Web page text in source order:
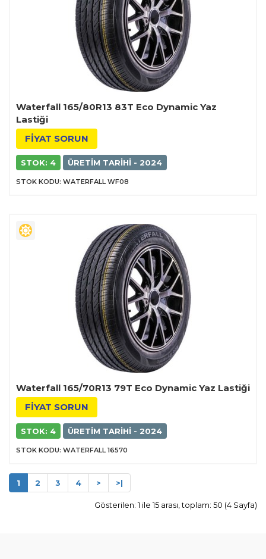
Waterfall 165/80R13 83T Eco Dynamic Yaz
Lastiği
FİYAT SORUN
STOK: 4 ÜRETIM TARIHI - 2024
STOK KODU: WATERFALL WF08
Waterfall 165/70R13 79T Eco Dynamic Yaz Lastiği
FİYAT SORUN
STOK: 4 ÜRETIM TARIHI - 2024
STOK KODU: WATERFALL 16570
1 2 3 4 > >|
Gösterilen: 1 ile 15 arası, toplam: 50 (4 Sayfa)